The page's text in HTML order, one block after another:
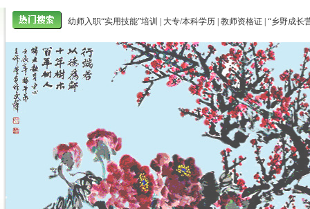
幼师入职“实用技能”培训 大专/本科学历 教师资格证 “乡野成长